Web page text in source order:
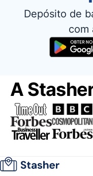
Depósito de
com
A